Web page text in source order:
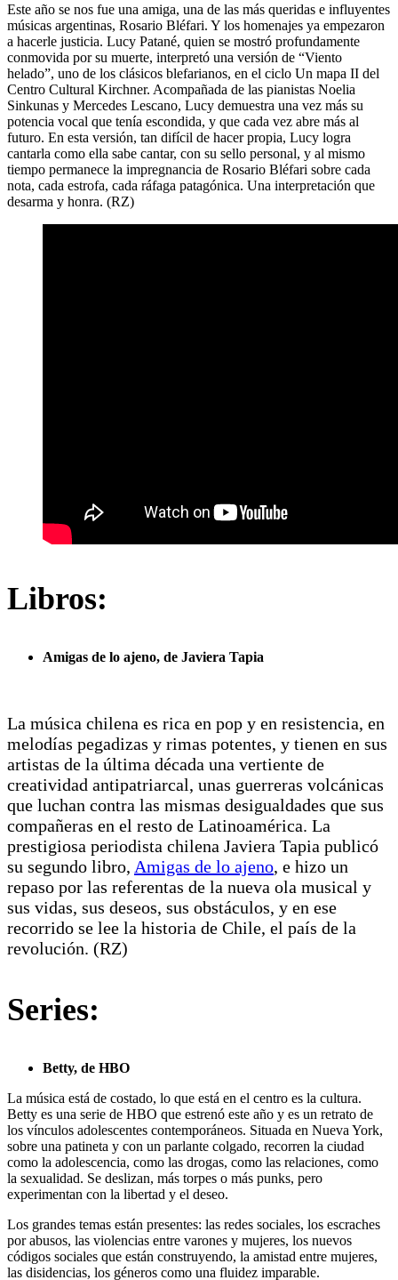
Este año se nos fue una amiga, una de las más queridas e influyentes
músicas argentinas, Rosario Bléfari. Y los homenajes ya empezaron
a hacerle justicia. Lucy Patané, quien se mostró profundamente
conmovida por su muerte, interpretó una versión de “Viento
helado”, uno de los clásicos blefarianos, en el ciclo Un mapa II del
Centro Cultural Kirchner. Acompañada de las pianistas Noelia
Sinkunas y Mercedes Lescano, Lucy demuestra una vez más su
potencia vocal que tenía escondida, y que cada vez abre más al
futuro. En esta versión, tan difícil de hacer propia, Lucy logra
cantarla como ella sabe cantar, con su sello personal, y al mismo
tiempo permanece la impregnancia de Rosario Bléfari sobre cada
nota, cada estrofa, cada ráfaga patagónica. Una interpretación que
desarma y honra. (RZ)
Libros:
Amigas de lo ajeno, de Javiera Tapia
La música chilena es rica en pop y en resistencia, en
melodías pegadizas y rimas potentes, y tienen en sus
artistas de la última década una vertiente de
creatividad antipatriarcal, unas guerreras volcánicas
que luchan contra las mismas desigualdades que sus
compañeras en el resto de Latinoamérica. La
prestigiosa periodista chilena Javiera Tapia publicó
su segundo libro, Amigas de lo ajeno, e hizo un
repaso por las referentas de la nueva ola musical y
sus vidas, sus deseos, sus obstáculos, y en ese
recorrido se lee la historia de Chile, el país de la
revolución. (RZ)
Series:
Betty, de HBO
La música está de costado, lo que está en el centro es la cultura.
Betty es una serie de HBO que estrenó este año y es un retrato de
los vínculos adolescentes contemporáneos. Situada en Nueva York,
sobre una patineta y con un parlante colgado, recorren la ciudad
como la adolescencia, como las drogas, como las relaciones, como
la sexualidad. Se deslizan, más torpes o más punks, pero
experimentan con la libertad y el deseo.
Los grandes temas están presentes: las redes sociales, los escraches
por abusos, las violencias entre varones y mujeres, los nuevos
códigos sociales que están construyendo, la amistad entre mujeres,
las disidencias, los géneros como una fluidez imparable.